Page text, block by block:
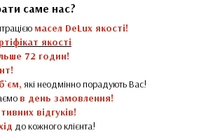
саме нас?
масел DeLux якості!
якості
72 годин!
які неодмінно порадують Вас!
в день замовлення!
відгуків!
до кожного клієнта!